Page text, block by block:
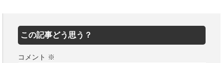
この記事どう思う？
コメント ※